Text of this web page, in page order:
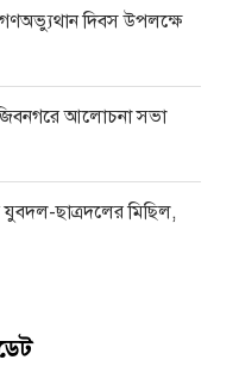
দিবস উপলক্ষে
আলোচনা সভা
ছাত্রদলের মিছিল,